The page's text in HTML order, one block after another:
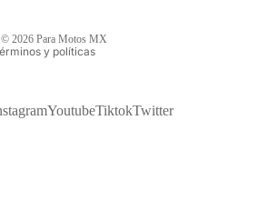
© 2026 Para Motos MX
y políticas
YoutubeTiktokTwitter